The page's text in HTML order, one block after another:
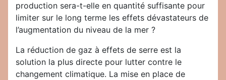
production sera-t-elle en quantité suffisante pour
limiter sur le long terme les effets dévastateurs de
l’augmentation du niveau de la mer ?
La réduction de gaz à effets de serre est la
solution la plus directe pour lutter contre le
changement climatique. La mise en place de